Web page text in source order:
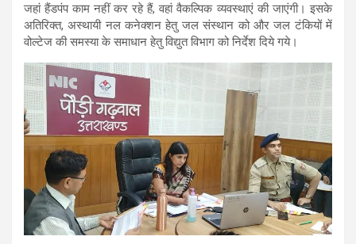
जहां हैंडपंप काम नहीं कर रहे हैं, वहां वैकल्पिक व्यवस्थाएं की जाएंगी। इसके
अतिरिक्त, अस्थायी नल कनेक्शन हेतु जल संस्थान को और जल टंकियों में
वोल्टेज की समस्या के समाधान हेतु विद्युत विभाग को निर्देश दिये गये।